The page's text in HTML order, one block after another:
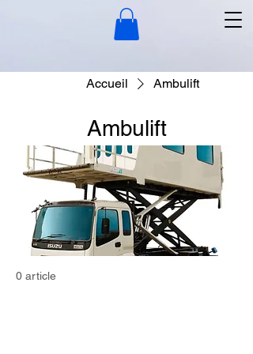
Accueil Ambulift
Ambulift
0 article